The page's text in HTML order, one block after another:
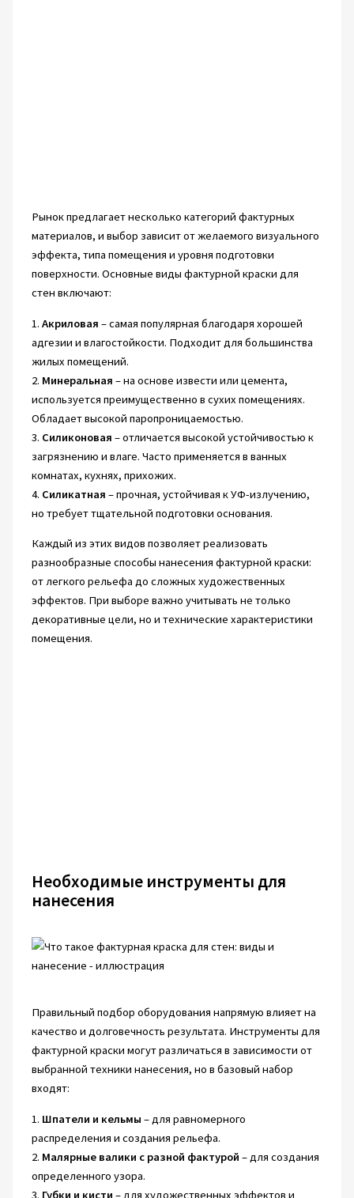
Рынок предлагает несколько категорий фактурных
материалов, и выбор зависит от желаемого визуального
эффекта, типа помещения и уровня подготовки
поверхности. Основные виды фактурной краски для
стен включают:
1. Акриловая – самая популярная благодаря хорошей
адгезии и влагостойкости. Подходит для большинства
жилых помещений.
2. Минеральная – на основе извести или цемента,
используется преимущественно в сухих помещениях.
Обладает высокой паропроницаемостью.
3. Силиконовая – отличается высокой устойчивостью к
загрязнению и влаге. Часто применяется в ванных
комнатах, кухнях, прихожих.
4. Силикатная – прочная, устойчивая к УФ-излучению,
но требует тщательной подготовки основания.
Каждый из этих видов позволяет реализовать
разнообразные способы нанесения фактурной краски:
от легкого рельефа до сложных художественных
эффектов. При выборе важно учитывать не только
декоративные цели, но и технические характеристики
помещения.
Необходимые инструменты для
нанесения
Правильный подбор оборудования напрямую влияет на
качество и долговечность результата. Инструменты для
фактурной краски могут различаться в зависимости от
выбранной техники нанесения, но в базовый набор
входят:
1. Шпатели и кельмы – для равномерного
распределения и создания рельефа.
2. Малярные валики с разной фактурой – для создания
определенного узора.
3. Губки и кисти – для художественных эффектов и